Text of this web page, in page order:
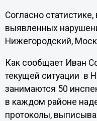
Согласно
выявленных
Нижегородский,
Как сообщает Иван
текущей ситуации в
занимаются 50
в каждом районе
протоколы,